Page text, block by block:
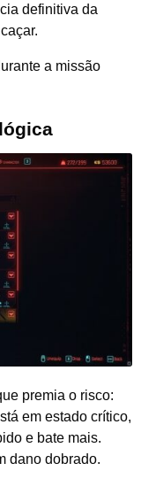
definitiva da
a missão
premia o risco:
em estado crítico,
e bate mais.
dano dobrado.